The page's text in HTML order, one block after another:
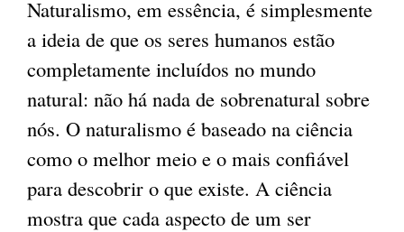
Naturalismo, em essência, é simplesmente
a ideia de que os seres humanos estão
completamente incluídos no mundo
natural: não há nada de sobrenatural sobre
nós. O naturalismo é baseado na ciência
como o melhor meio e o mais confiável ​​
para descobrir o que existe. A ciência
mostra que cada aspecto de um ser